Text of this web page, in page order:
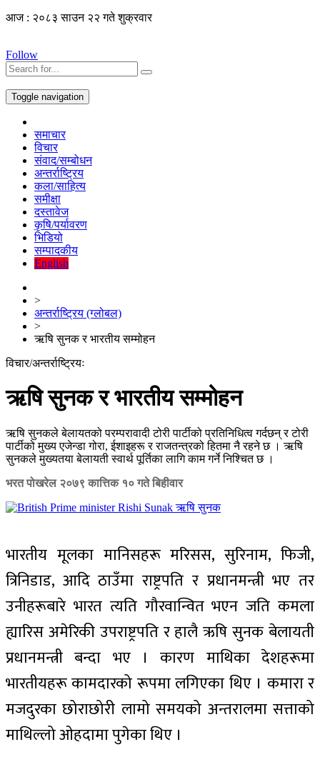
आज : २०८३ साउन २२ गते शुक्रवार
Follow
Toggle navigation
समाचार
विचार
संवाद/सम्बोधन
अन्तर्राष्ट्रिय
कला/साहित्य
समीक्षा
दस्तावेज
कृषि/पर्यावरण
भिडियो
सम्पादकीय
English
>
अन्तर्राष्ट्रिय (ग्लोबल)
>
ऋषि सुनक र भारतीय सम्मोहन
विचार/अन्तर्राष्ट्रियः
ऋषि सुनक र भारतीय सम्मोहन
ऋषि सुनकले बेलायतको परम्परावादी टोरी पार्टीको प्रतिनिधित्व गर्दछन् र टोरी
पार्टीको मुख्य एजेन्डा गोरा, ईशाइहरू र राजतन्त्रको हितमा नै रहने छ । ऋषि
सुनकले मुख्यतया बेलायती स्वार्थ पूर्तिका लागि काम गर्ने निश्चित छ ।
भरत पोखरेल २०७९ कात्तिक १० गते बिहीवार
भारतीय मूलका मानिसहरू मरिसस, सुरिनाम, फिजी,
त्रिनिडाड, आदि ठाउँमा राष्ट्रपति र प्रधानमन्त्री भए तर
उनीहरूबारे भारत त्यति गौरवान्वित भएन जति कमला
ह्यारिस अमेरिकी उपराष्ट्रपति र हालै ऋषि सुनक बेलायती
प्रधानमन्त्री बन्दा भए । कारण माथिका देशहरूमा
भारतीयहरू कामदारको रूपमा लगिएका थिए । कमारा र
मजदुरका छोराछोरी लामो समयको अन्तरालमा सत्ताको
माथिल्लो ओहदामा पुगेका थिए ।